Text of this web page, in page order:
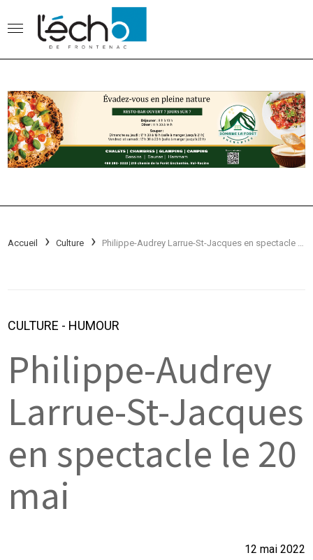
Accueil Culture
CULTURE - HUMOUR
Philippe-Audrey
Larrue-St-Jacques
en spectacle le 20
mai
12 mai 2022